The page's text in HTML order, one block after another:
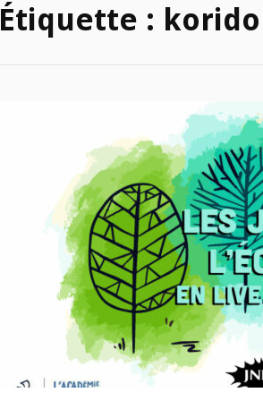
Étiquette :